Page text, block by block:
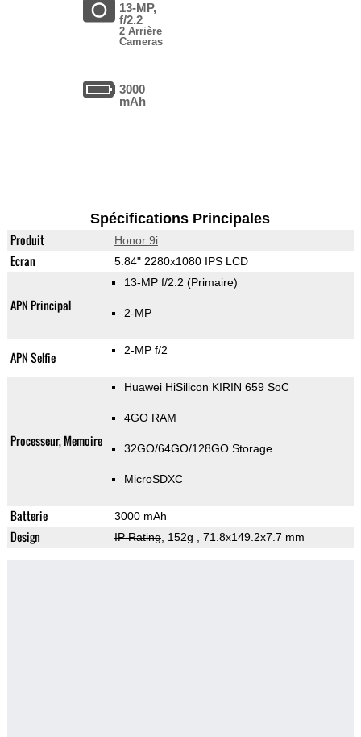
13-MP,
f/2.2
2 Arrière
Cameras
3000
mAh
Spécifications Principales
Produit Honor 9i
Ecran 5.84" 2280x1080 IPS LCD
APN Principal
13-MP f/2.2 (Primaire)
2-MP
APN Selfie 2-MP f/2
Processeur, Memoire
Huawei HiSilicon KIRIN 659 SoC
4GO RAM
32GO/64GO/128GO Storage
MicroSDXC
Batterie 3000 mAh
Design IP Rating, 152g , 71.8x149.2x7.7 mm